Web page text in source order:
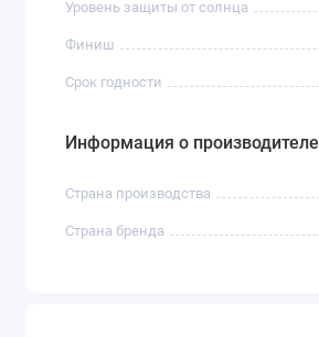
Уровень защиты от солнца
Финиш
Срок годности
Информация о производителе
Страна производства
Страна бренда